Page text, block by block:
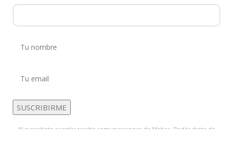
Al suscribirte aceptás recibir comunicaciones de Mebac. Podés darte de